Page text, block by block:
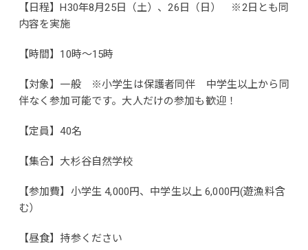
【日程】H30年8月25日（土）、26日（日） ※2日とも同
内容を実施
【時間】10時～15時
【対象】一般 ※小学生は保護者同伴 中学生以上から同
伴なく参加可能です。大人だけの参加も歓迎！
【定員】40名
【集合】大杉谷自然学校
【参加費】小学生 4,000円、中学生以上 6,000円(遊漁料含
む）
【昼食】持参ください